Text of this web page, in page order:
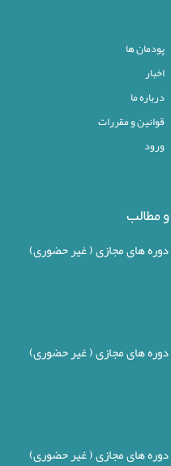
پودمان ها
اخبار
درباره ما
قوانین و مقررات
ورود
مطالب
زمانبندی دوره های مجازی ( غیر حضوری)
زمانبندی دوره های مجازی ( غیر حضوری)
زمانبندی دوره های مجازی ( غیر حضوری)